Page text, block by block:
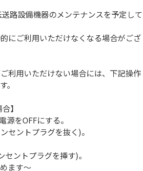
路設備機器のメンテナンスを予定して
にご利用いただけなくなる場合がござ
利用いただけない場合には、下記操作
。
】
をOFFにする。
セントプラグを抜く)。
ントプラグを挿す)。
ます～